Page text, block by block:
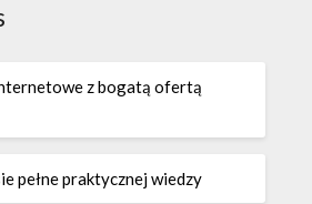
z bogatą ofertą
pełne praktycznej wiedzy